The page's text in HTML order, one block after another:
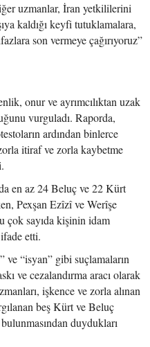
uzmanlar, İran yetkililerini
kaldığı keyfi tutuklamalara,
son vermeye çağırıyoruz”
onur ve ayrımcılıktan uzak
vurguladı. Raporda,
ardından binlerce
itiraf ve zorla kaybetme
en az 24 Beluç ve 22 Kürt
Pexşan Ezîzî ve Werîşe
çok sayıda kişinin idam
etti.
ve “isyan” gibi suçlamaların
ve cezalandırma aracı olarak
işkence ve zorla alınan
beş Kürt ve Beluç
duydukları